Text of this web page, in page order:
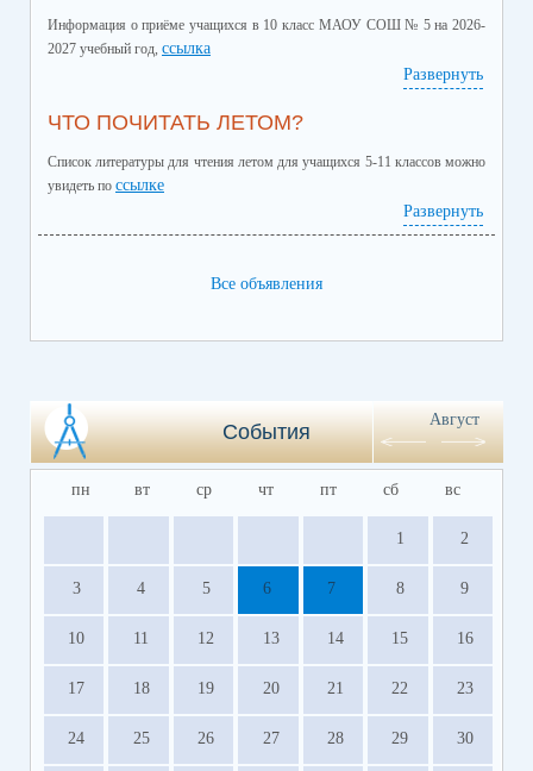
Информация о приёме учащихся в 10 класс МАОУ СОШ № 5 на 2026-
2027 учебный год, ссылка
Развернуть
ЧТО ПОЧИТАТЬ ЛЕТОМ?
Список литературы для чтения летом для учащихся 5-11 классов можно
увидеть по ссылке
Развернуть
Все объявления
События
Август
пн вт ср чт пт сб вс
1 2
3 4 5 6 7 8 9
10 11 12 13 14 15 16
17 18 19 20 21 22 23
24 25 26 27 28 29 30